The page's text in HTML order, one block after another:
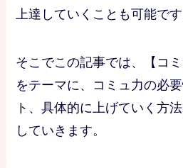
上達していくことも可能です
そこでこの記事では、【コ
をテーマに、コミュ力の必
ト、具体的に上げていく方
していきます。